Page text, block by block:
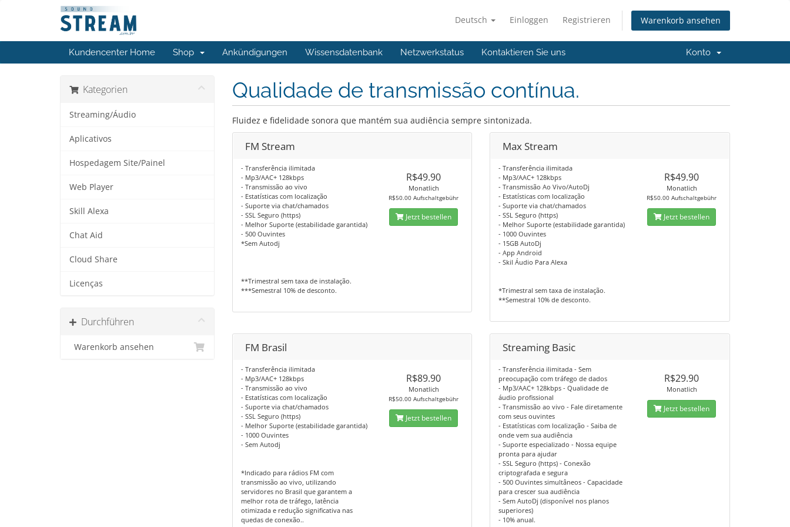
Deutsch Einloggen Registrieren Warenkorb ansehen
Kundencenter Home Shop Ankündigungen Wissensdatenbank Netzwerkstatus Kontaktieren Sie uns Konto
Kategorien
Streaming/Áudio
Aplicativos
Hospedagem Site/Painel
Web Player
Skill Alexa
Chat Aid
Cloud Share
Licenças
Durchführen
Warenkorb ansehen
Qualidade de transmissão contínua.
Fluidez e fidelidade sonora que mantém sua audiência sempre sintonizada.
FM Stream
- Transferência ilimitada
- Mp3/AAC+ 128kbps
- Transmissão ao vivo
- Estatísticas com localização
- Suporte via chat/chamados
- SSL Seguro (https)
- Melhor Suporte (estabilidade garantida)
- 500 Ouvintes
*Sem Autodj
**Trimestral sem taxa de instalação.
***Semestral 10% de desconto.
R$49.90
Monatlich
R$50.00 Aufschaltgebühr
Jetzt bestellen
Max Stream
- Transferência ilimitada
- Mp3/AAC+ 128kbps
- Transmissão Ao Vivo/AutoDj
- Estatísticas com localização
- Suporte via chat/chamados
- SSL Seguro (https)
- Melhor Suporte (estabilidade garantida)
- 1000 Ouvintes
- 15GB AutoDj
- App Android
- Skil Áudio Para Alexa
*Trimestral sem taxa de instalação.
**Semestral 10% de desconto.
R$49.90
Monatlich
R$50.00 Aufschaltgebühr
Jetzt bestellen
FM Brasil
- Transferência ilimitada
- Mp3/AAC+ 128kbps
- Transmissão ao vivo
- Estatísticas com localização
- Suporte via chat/chamados
- SSL Seguro (https)
- Melhor Suporte (estabilidade garantida)
- 1000 Ouvintes
- Sem Autodj
*Indicado para rádios FM com
transmissão ao vivo, utilizando
servidores no Brasil que garantem a
melhor rota de tráfego, latência
otimizada e redução significativa nas
quedas de conexão..
R$89.90
Monatlich
R$50.00 Aufschaltgebühr
Jetzt bestellen
Streaming Basic
- Transferência ilimitada - Sem
preocupação com tráfego de dados
- Mp3/AAC+ 128kbps - Qualidade de
áudio profissional
- Transmissão ao vivo - Fale diretamente
com seus ouvintes
- Estatísticas com localização - Saiba de
onde vem sua audiência
- Suporte especializado - Nossa equipe
pronta para ajudar
- SSL Seguro (https) - Conexão
criptografada e segura
- 500 Ouvintes simultâneos - Capacidade
para crescer sua audiência
- Sem AutoDj (disponível nos planos
superiores)
- 10% anual.
R$29.90
Monatlich
Jetzt bestellen